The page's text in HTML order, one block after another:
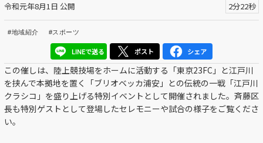
区議会だより
#えど推し
江戸川区でともに暮らそう / Living Together in Edogaw
a City
おうちで動画
令和元年8月1日 公開 2分22秒
#地域紹介 #スポーツ
LINEで送る ポスト シェア
この催しは、陸上競技場をホームに活動する「東京23FC」と江戸川
を挟んで本拠地を置く「ブリオベッカ浦安」との伝統の一戦「江戸川
クラシコ」を盛り上げる特別イベントとして開催されました。斉藤区
長も特別ゲストとして登場したセレモニーや試合の様子をご覧くださ
い。